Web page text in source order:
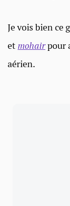
Je vois bien ce
et mohairpour
aérien.